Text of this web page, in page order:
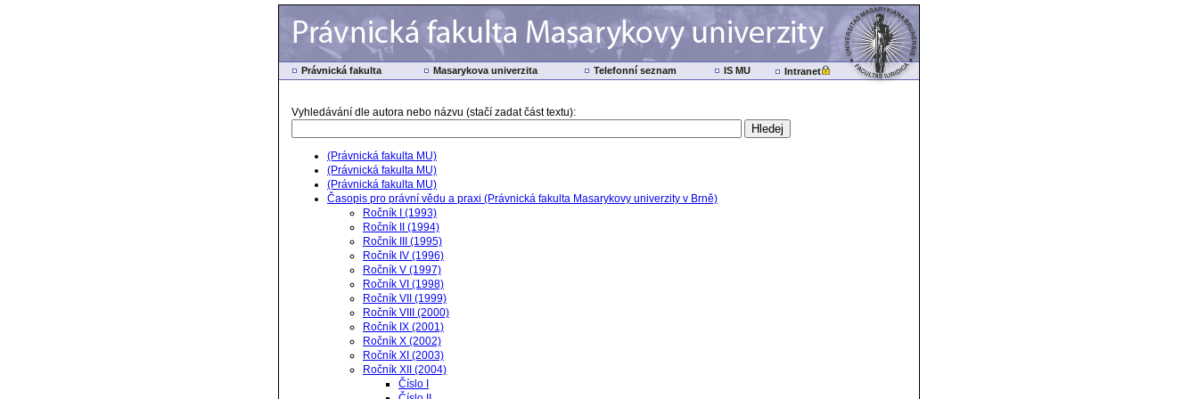
Právnická fakulta Masarykova univerzita Telefonní seznam IS MU Intranet
Vyhledávání dle autora nebo názvu (stačí zadat část textu):
(Právnická fakulta MU)
(Právnická fakulta MU)
(Právnická fakulta MU)
Časopis pro právní vědu a praxi (Právnická fakulta Masarykovy univerzity v Brně)
Ročník I (1993)
Ročník II (1994)
Ročník III (1995)
Ročník IV (1996)
Ročník V (1997)
Ročník VI (1998)
Ročník VII (1999)
Ročník VIII (2000)
Ročník IX (2001)
Ročník X (2002)
Ročník XI (2003)
Ročník XII (2004)
Číslo I